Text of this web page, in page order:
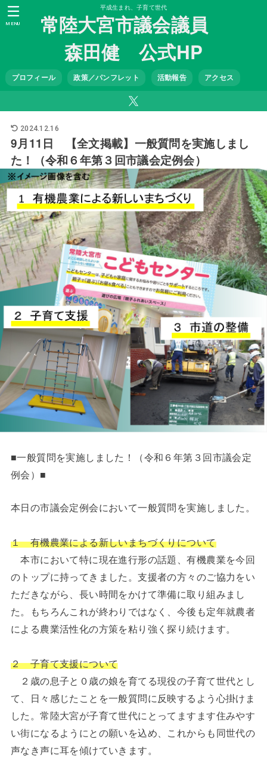
平成生まれ、子育て世代
常陸大宮市議会議員
森田健 公式HP
プロフィール 政策／パンフレット 活動報告 アクセス
MENU
2024.12.16
9月11日 【全文掲載】一般質問を実施しまし
た！（令和６年第３回市議会定例会）
■一般質問を実施しました！（令和６年第３回市議会定
例会）■
本日の市議会定例会において一般質問を実施しました。
１ 有機農業による新しいまちづくりについて
本市において特に現在進行形の話題、有機農業を今回
のトップに持ってきました。支援者の方々のご協力をい
ただきながら、長い時間をかけて準備に取り組みまし
た。もちろんこれが終わりではなく、今後も定年就農者
による農業活性化の方策を粘り強く探り続けます。
２ 子育て支援について
２歳の息子と０歳の娘を育てる現役の子育て世代とし
て、日々感じたことを一般質問に反映するよう心掛けま
した。常陸大宮が子育て世代にとってますます住みやす
い街になるようにとの願いを込め、これからも同世代の
声なき声に耳を傾けていきます。